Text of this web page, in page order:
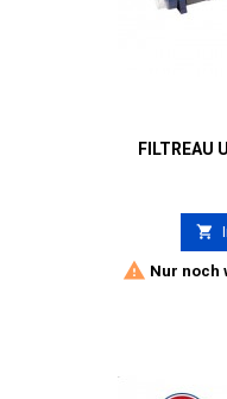
FILTREAU

 Nur noch